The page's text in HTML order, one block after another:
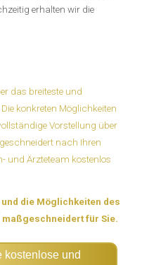
erhalten wir die
das breiteste und
konkreten Möglichkeiten
Vorstellung über
nach Ihren
und Ärzteteam kostenlos
die Möglichkeiten des
für Sie.
kostenlose und